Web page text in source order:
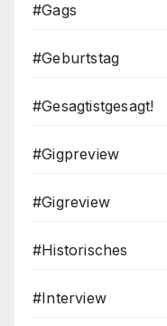
#Gags
#Geburtstag
#Gesagtistgesagt!
#Gigpreview
#Gigreview
#Historisches
#Interview